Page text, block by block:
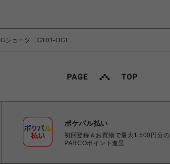
Gショーツ G101-OGT
ポケパル払い
初回登録＆お買物で最大1,500円分の
PARCOポイント進呈